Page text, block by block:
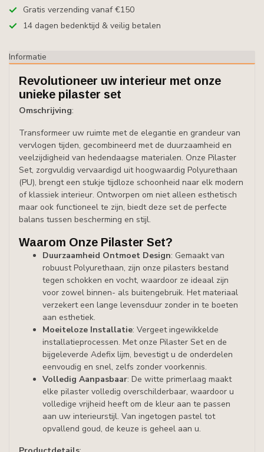
Gratis verzending vanaf €150
14 dagen bedenktijd & veilig betalen
Informatie
Revolutioneer uw interieur met onze
unieke pilaster set
Omschrijving:
Transformeer uw ruimte met de elegantie en grandeur van
vervlogen tijden, gecombineerd met de duurzaamheid en
veelzijdigheid van hedendaagse materialen. Onze Pilaster
Set, zorgvuldig vervaardigd uit hoogwaardig Polyurethaan
(PU), brengt een stukje tijdloze schoonheid naar elk modern
of klassiek interieur. Ontworpen om niet alleen esthetisch
maar ook functioneel te zijn, biedt deze set de perfecte
balans tussen bescherming en stijl.
Waarom Onze Pilaster Set?
Duurzaamheid Ontmoet Design: Gemaakt van
robuust Polyurethaan, zijn onze pilasters bestand
tegen schokken en vocht, waardoor ze ideaal zijn
voor zowel binnen- als buitengebruik. Het materiaal
verzekert een lange levensduur zonder in te boeten
aan esthetiek.
Moeiteloze Installatie: Vergeet ingewikkelde
installatieprocessen. Met onze Pilaster Set en de
bijgeleverde Adefix lijm, bevestigt u de onderdelen
eenvoudig en snel, zelfs zonder voorkennis.
Volledig Aanpasbaar: De witte primerlaag maakt
elke pilaster volledig overschilderbaar, waardoor u
volledige vrijheid heeft om de kleur aan te passen
aan uw interieurstijl. Van ingetogen pastel tot
opvallend goud, de keuze is geheel aan u.